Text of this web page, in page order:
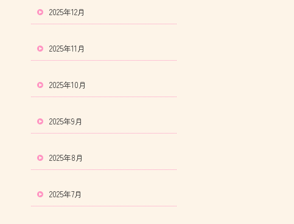
2025年12月
2025年11月
2025年10月
2025年9月
2025年8月
2025年7月